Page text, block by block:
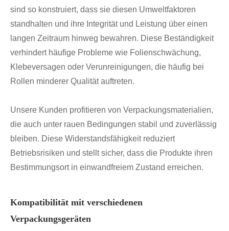
sind so konstruiert, dass sie diesen Umweltfaktoren
standhalten und ihre Integrität und Leistung über einen
langen Zeitraum hinweg bewahren. Diese Beständigkeit
verhindert häufige Probleme wie Folienschwächung,
Klebeversagen oder Verunreinigungen, die häufig bei
Rollen minderer Qualität auftreten.
Unsere Kunden profitieren von Verpackungsmaterialien,
die auch unter rauen Bedingungen stabil und zuverlässig
bleiben. Diese Widerstandsfähigkeit reduziert
Betriebsrisiken und stellt sicher, dass die Produkte ihren
Bestimmungsort in einwandfreiem Zustand erreichen.
Kompatibilität mit verschiedenen
Verpackungsgeräten